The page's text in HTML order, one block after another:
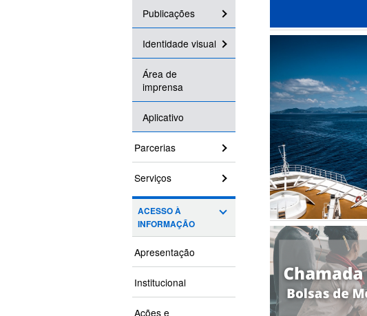
Publicações
Identidade visual
Área de
imprensa
Aplicativo
Parcerias
Serviços
ACESSO À
INFORMAÇÃO
Apresentação
Institucional
Ações e